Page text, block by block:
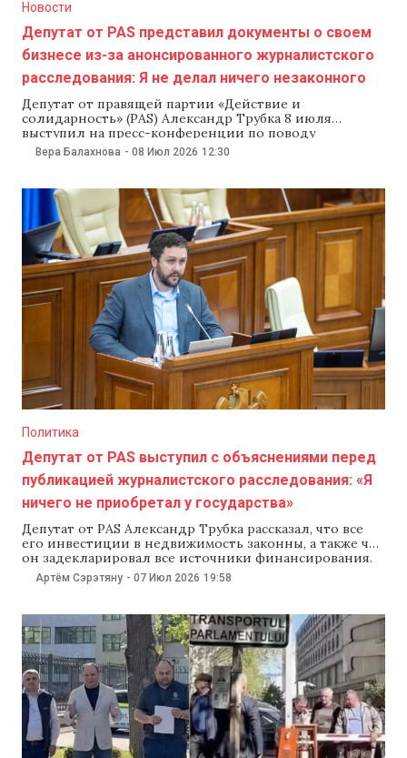
Новости
Депутат от PAS представил документы о своем
бизнесе из-за анонсированного журналистского
расследования: Я не делал ничего незаконного
Депутат от правящей партии «Действие и
солидарность» (PAS) Александр Трубка 8 июля
выступил на пресс-конференции по поводу
расследования TV8, посвященного его инвестициям в
недвижимость за последние годы, которое еще не
инвестиции в недвижимость законны, представил
документы в доказательство своих слов, а также
Вера Балахнова - 08 Июл 2026 12:30
Политика
Депутат от PAS выступил с объяснениями перед
публикацией журналистского расследования: «Я
ничего не приобретал у государства»
Депутат от PAS Александр Трубка рассказал, что все
его инвестиции в недвижимость законны, а также что
он задекларировал все источники финансирования.
Об этом Трубка написал в Facebook 7 июля — накануне
выхода расследования TV8, посвященного его
утверждает Трубка, в октябре 2024 года он
Артём Сэрэтяну - 07 Июл 2026 19:58